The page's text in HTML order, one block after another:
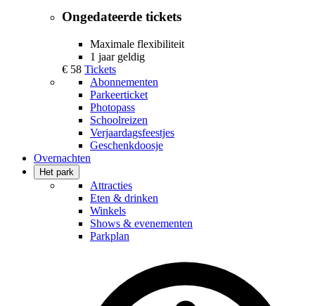
Ongedateerde tickets
Maximale flexibiliteit
1 jaar geldig
€ 58 Tickets
Abonnementen
Parkeerticket
Photopass
Schoolreizen
Verjaardagsfeestjes
Geschenkdoosje
Overnachten
Het park
Attracties
Eten & drinken
Winkels
Shows & evenementen
Parkplan